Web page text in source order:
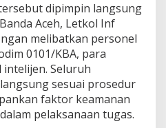
dipimpin langsung
Aceh, Letkol Inf
melibatkan personel
0101/KBA, para
Seluruh
sesuai prosedur
faktor keamanan
pelaksanaan tugas.